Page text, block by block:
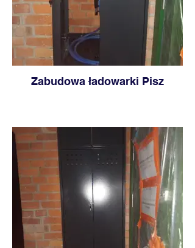
Zabudowa ładowarki Pisz